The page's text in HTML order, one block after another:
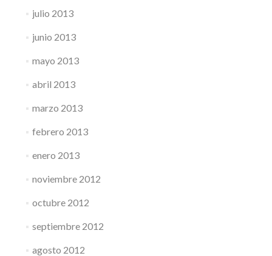
julio 2013
junio 2013
mayo 2013
abril 2013
marzo 2013
febrero 2013
enero 2013
noviembre 2012
octubre 2012
septiembre 2012
agosto 2012